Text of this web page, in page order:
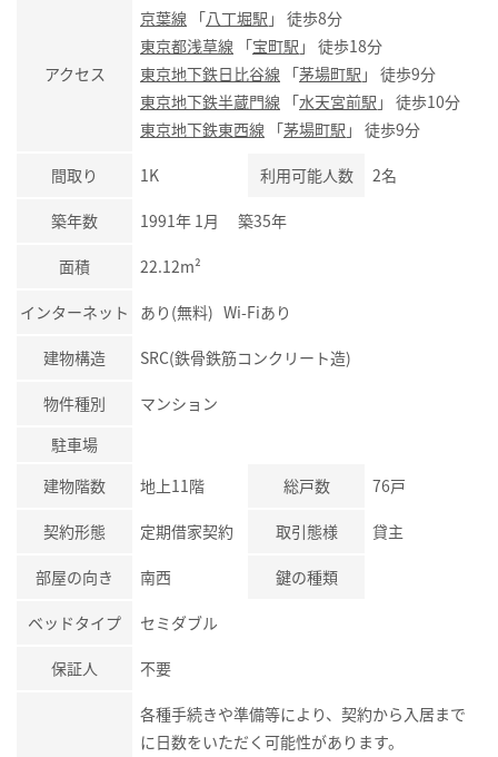
アクセス
京葉線 「八丁堀駅 」 徒歩8分
東京都浅草線 「宝町駅 」 徒歩18分
東京地下鉄日比谷線 「茅場町駅 」 徒歩9分
東京地下鉄半蔵門線 「水天宮前駅 」 徒歩10分
東京地下鉄東西線 「茅場町駅 」 徒歩9分
間取り 1K 利用可能人数 2名
築年数 1991年 1月 築35年
面積 22.12m²
インターネット あり(無料) Wi-Fiあり
建物構造 SRC(鉄骨鉄筋コンクリート造)
物件種別
マンション
駐車場
建物階数
地上11階 総戸数 76戸
契約形態 定期借家契約 取引態様 貸主
部屋の向き 南西 鍵の種類
ベッドタイプ セミダブル
保証人 不要
各種手続きや準備等により、契約から入居まで
に日数をいただく可能性があります。